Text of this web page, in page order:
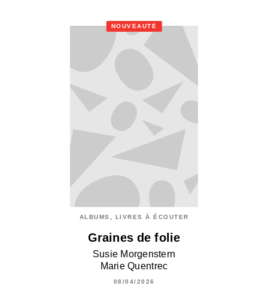
NOUVEAUTÉ
ALBUMS, LIVRES À ÉCOUTER
Graines de folie
Susie Morgenstern
Marie Quentrec
08/04/2026